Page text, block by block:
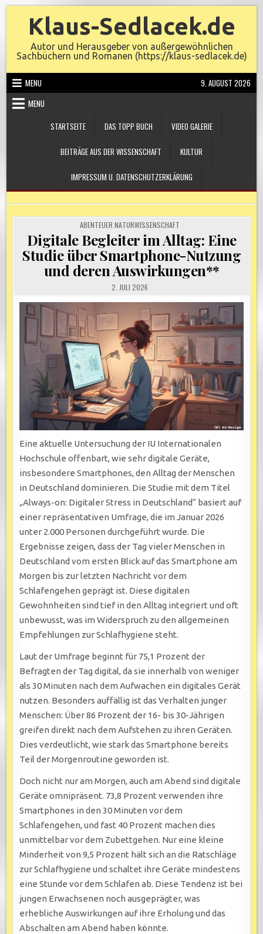
Klaus-Sedlacek.de
Autor und Herausgeber von außergewöhnlichen
Sachbüchern und Romanen (https://klaus-sedlacek.de)
MENU
9. AUGUST 2026
MENU
STARTSEITE
DAS TOPP BUCH VIDEO GALERIE
BEITRÄGE AUS DER WISSENSCHAFT KULTUR
IMPRESSUM U. DATENSCHUTZERKLÄRUNG
POSTED
IN
ABENTEUER NATURWISSENSCHAFT
Digitale Begleiter im Alltag: Eine
Studie über Smartphone-Nutzung
und deren Auswirkungen**
2. JULI 2026
Eine aktuelle Untersuchung der IU Internationalen
Hochschule offenbart, wie sehr digitale Geräte,
insbesondere Smartphones, den Alltag der Menschen
in Deutschland dominieren. Die Studie mit dem Titel
„Always-on: Digitaler Stress in Deutschland“ basiert auf
einer repräsentativen Umfrage, die im Januar 2026
unter 2.000 Personen durchgeführt wurde. Die
Ergebnisse zeigen, dass der Tag vieler Menschen in
Deutschland vom ersten Blick auf das Smartphone am
Morgen bis zur letzten Nachricht vor dem
Schlafengehen geprägt ist. Diese digitalen
Gewohnheiten sind tief in den Alltag integriert und oft
unbewusst, was im Widerspruch zu den allgemeinen
Empfehlungen zur Schlafhygiene steht.
Laut der Umfrage beginnt für 75,1 Prozent der
Befragten der Tag digital, da sie innerhalb von weniger
als 30 Minuten nach dem Aufwachen ein digitales Gerät
nutzen. Besonders auffällig ist das Verhalten junger
Menschen: Über 86 Prozent der 16- bis 30-Jährigen
greifen direkt nach dem Aufstehen zu ihren Geräten.
Dies verdeutlicht, wie stark das Smartphone bereits
Teil der Morgenroutine geworden ist.
Doch nicht nur am Morgen, auch am Abend sind digitale
Geräte omnipräsent. 73,8 Prozent verwenden ihre
Smartphones in den 30 Minuten vor dem
Schlafengehen, und fast 40 Prozent machen dies
unmittelbar vor dem Zubettgehen. Nur eine kleine
Minderheit von 9,5 Prozent hält sich an die Ratschläge
zur Schlafhygiene und schaltet ihre Geräte mindestens
eine Stunde vor dem Schlafen ab. Diese Tendenz ist bei
jungen Erwachsenen noch ausgeprägter, was
erhebliche Auswirkungen auf ihre Erholung und das
Abschalten am Abend haben könnte.